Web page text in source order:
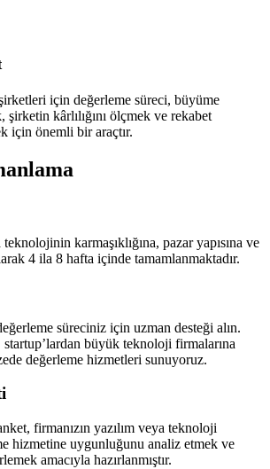
için değerleme süreci, büyüme
kârlılığını ölçmek ve rekabet
için önemli bir araçtır.
teknolojinin karmaşıklığına, pazar yapısına ve
4 ila 8 hafta içinde tamamlanmaktadır.
süreciniz için uzman desteği alın.
büyük teknoloji firmalarına
değerleme hizmetleri sunuyoruz.
firmanızın yazılım veya teknoloji
hizmetine uygunluğunu analiz etmek ve
amacıyla hazırlanmıştır.